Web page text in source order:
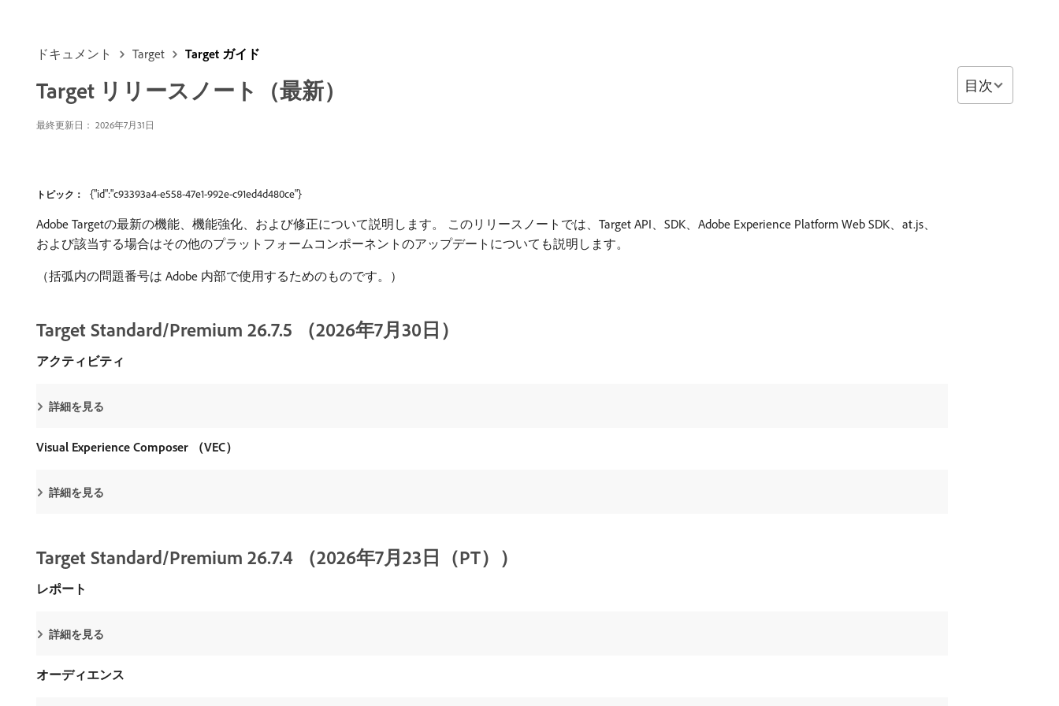
ドキュメント Target Target ガイド
Target リリースノート（最新）
最終更新日： 2026年7月31日
トピック： {"id":"c93393a4-e558-47e1-992e-c91ed4d480ce"}
Adobe Targetの最新の機能、機能強化、および修正について説明します。 このリリースノートでは、Target API、SDK、Adobe Experience Platform Web SDK、at.js、
および該当する場合はその他のプラットフォームコンポーネントのアップデートについても説明します。
（括弧内の問題番号は Adobe 内部で使用するためのものです。）
Target Standard/Premium 26.7.5 （2026年7月30日）
アクティビティ
詳細を見る
Visual Experience Composer （VEC）
詳細を見る
Target Standard/Premium 26.7.4 （2026年7月23日（PT））
レポート
詳細を見る
オーディエンス
目次